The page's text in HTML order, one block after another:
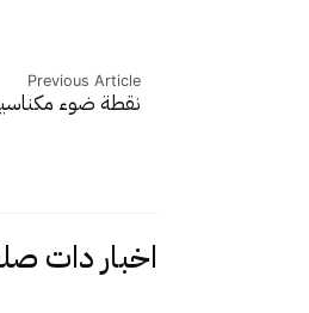
Previous Article
نقطة ضوء
اخبار دات